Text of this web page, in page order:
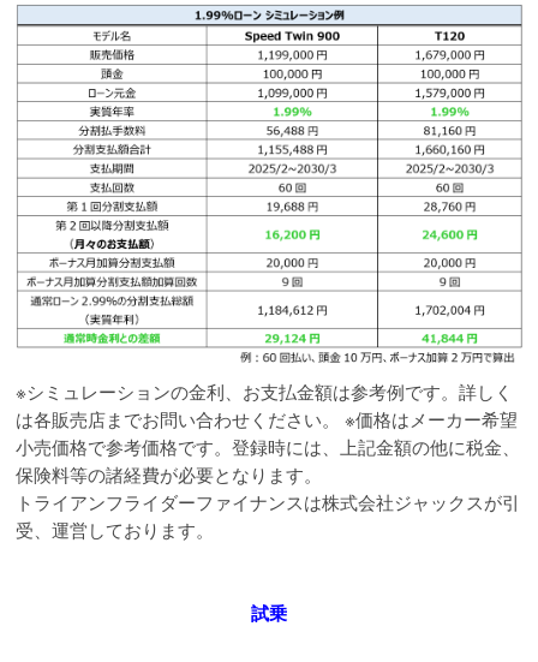
※シミュレーションの金利、お支払金額は参考例です。詳しく
は各販売店までお問い合わせください。 ※価格はメーカー希望
小売価格で参考価格です。登録時には、上記金額の他に税金、
保険料等の諸経費が必要となります。
トライアンフライダーファイナンスは株式会社ジャックスが引
受、運営しております。
試乗